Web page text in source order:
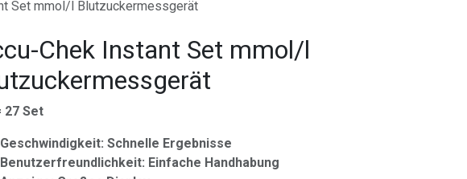
Set mmol/l Blutzuckermessgerät
Chek Instant Set mmol/l
27 Set
Geschwindigkeit: Schnelle Ergebnisse
Benutzerfreundlichkeit: Einfache Handhabung